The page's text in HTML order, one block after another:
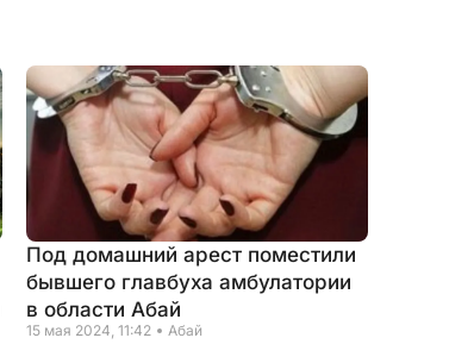
Под домашний арест поместили
бывшего главбуха амбулатории
в области Абай
15 мая 2024, 11:42 Абай